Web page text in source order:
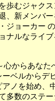
むジャクス
、新メンバ
ジョーカー
ナルなライ
からあなた
ベルからデ
ノを始め、
多数のステ